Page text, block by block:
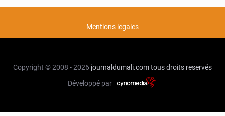
Mentions legales
Copyright © 2008 - 2026 journaldumali.comtous droits reservés
Développé par